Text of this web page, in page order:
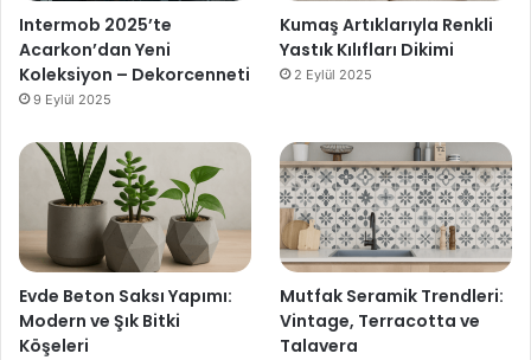
Intermob 2025’te
Acarkon’dan Yeni
Koleksiyon – Dekorcenneti
9 Eylül 2025
Kumaş Artıklarıyla Renkli
Yastık Kılıfları Dikimi
2 Eylül 2025
Evde Beton Saksı Yapımı:
Modern ve Şık Bitki
Köşeleri
Mutfak Seramik Trendleri:
Vintage, Terracotta ve
Talavera